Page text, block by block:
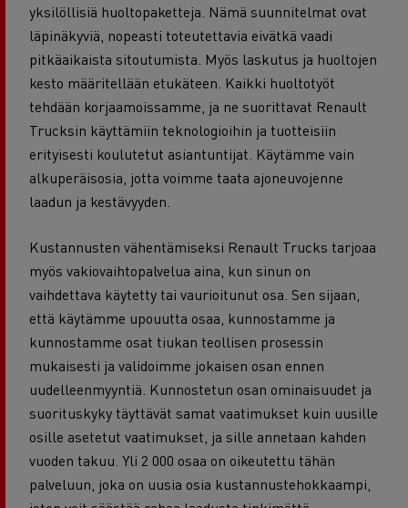
yksilöllisiä huoltopaketteja. Nämä suunnitelmat ovat
läpinäkyviä, nopeasti toteutettavia eivätkä vaadi
pitkäaikaista sitoutumista. Myös laskutus ja huoltojen
kesto määritellään etukäteen. Kaikki huoltotyöt
tehdään korjaamoissamme, ja ne suorittavat Renault
Trucksin käyttämiin teknologioihin ja tuotteisiin
erityisesti koulutetut asiantuntijat. Käytämme vain
alkuperäisosia, jotta voimme taata ajoneuvojenne
laadun ja kestävyyden.
Kustannusten vähentämiseksi Renault Trucks tarjoaa
myös vakiovaihtopalvelua aina, kun sinun on
vaihdettava käytetty tai vaurioitunut osa. Sen sijaan,
että käytämme upouutta osaa, kunnostamme ja
kunnostamme osat tiukan teollisen prosessin
mukaisesti ja validoimme jokaisen osan ennen
uudelleenmyyntiä. Kunnostetun osan ominaisuudet ja
suorituskyky täyttävät samat vaatimukset kuin uusille
osille asetetut vaatimukset, ja sille annetaan kahden
vuoden takuu. Yli 2 000 osaa on oikeutettu tähän
palveluun, joka on uusia osia kustannustehokkaampi,